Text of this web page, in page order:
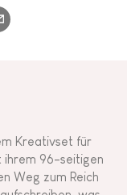
Kreativset für
ihrem 96-seitigen
Weg zum Reich